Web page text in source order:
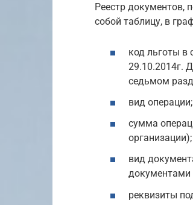
Реестр документов,
собой таблицу, в
код льготы
29.10.2014г.
седьмом
вид операции;
сумма
организации);
вид
документами
реквизиты